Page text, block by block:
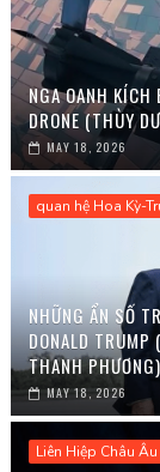
NGA OANH KÍCH
DRONE (THÙY
MAY 18, 2026
quan hệ Hoa Kỳ-
NHỮNG ẨN SỐ
DONALD
THANH PHƯƠNG)
MAY 18, 2026
Liên Hiệp Châu Âu